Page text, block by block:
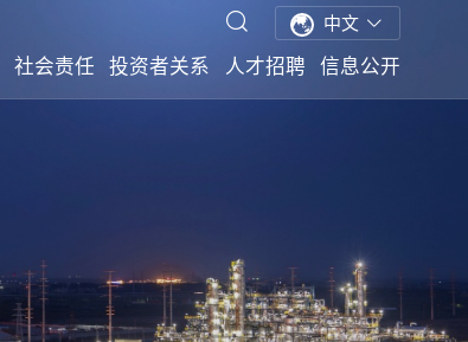
中文
社会责任 投资者关系 人才招聘 信息公开